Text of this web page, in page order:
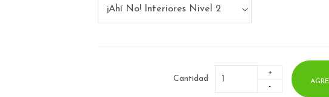
Cantidad